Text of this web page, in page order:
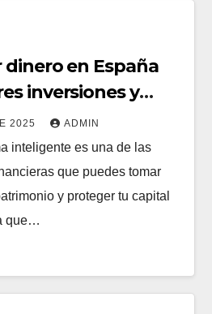
en España
inversiones y
2025 ADMIN
inteligente es una de las
que puedes tomar
y proteger tu capital
que…